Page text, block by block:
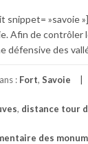
snippet= »savoie
Afin de contrôler
défensive des
: Fort, Savoie
, distance tour
des